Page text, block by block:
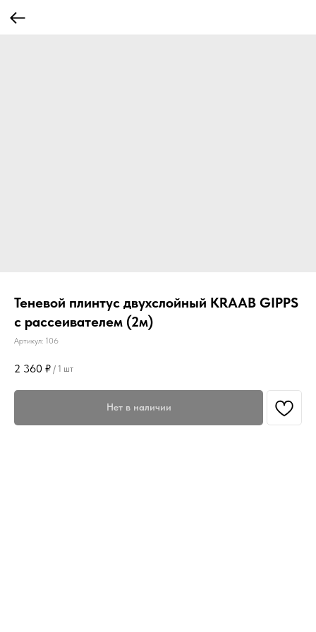
Теневой плинтус двухслойный KRAAB GIPPS
с рассеивателем (2м)
Артикул: 106
2 360 ₽ / 1 шт
Нет в наличии